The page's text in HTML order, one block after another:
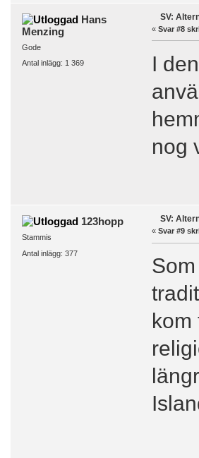
Hans
Menzing
Gode
Antal inlägg: 1 369
SV:
« Svar #8
I
nog
123hopp
Stammis
Antal inlägg: 377
SV:
« Svar #9
kom